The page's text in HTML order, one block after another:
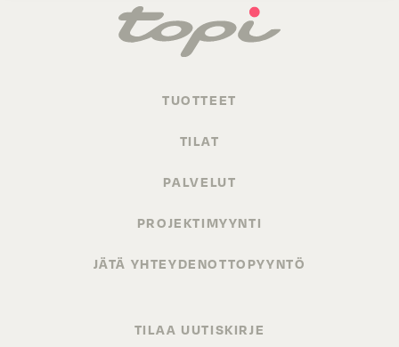
TUOTTEET
TILAT
PALVELUT
PROJEKTIMYYNTI
JÄTÄ YHTEYDENOTTOPYYNTÖ
TILAA UUTISKIRJE